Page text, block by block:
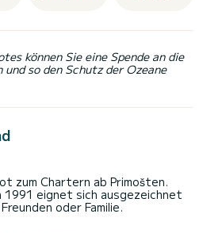
können Sie eine Spende an die
so den Schutz der Ozeane
zum Chartern ab Primošten.
eignet sich ausgezeichnet
oder Familie.